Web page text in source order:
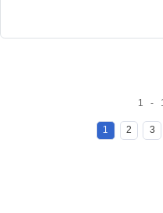
1 -
1 2 3